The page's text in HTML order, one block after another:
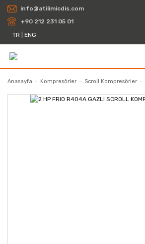
info@atilimicdis.com
+90 212 231 05 01
TR
ENG
Anasayfa Kompresörler Scroll Kompresörler